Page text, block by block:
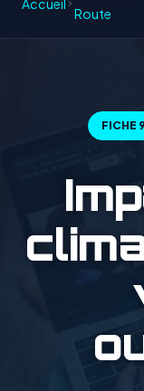
Route
FICHE